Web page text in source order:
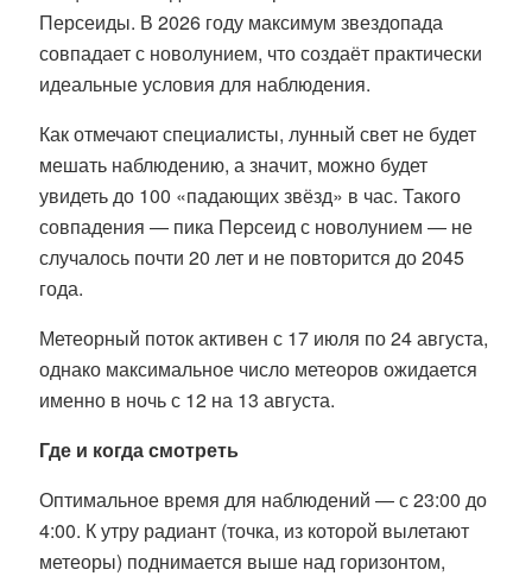
Персеиды. В 2026 году максимум звездопада
совпадает с новолунием, что создаёт практически
идеальные условия для наблюдения.
Как отмечают специалисты, лунный свет не будет
мешать наблюдению, а значит, можно будет
увидеть до 100 «падающих звёзд» в час. Такого
совпадения — пика Персеид с новолунием — не
случалось почти 20 лет и не повторится до 2045
года.
Метеорный поток активен с 17 июля по 24 августа,
однако максимальное число метеоров ожидается
именно в ночь с 12 на 13 августа.
Где и когда смотреть
Оптимальное время для наблюдений — с 23:00 до
4:00. К утру радиант (точка, из которой вылетают
метеоры) поднимается выше над горизонтом,